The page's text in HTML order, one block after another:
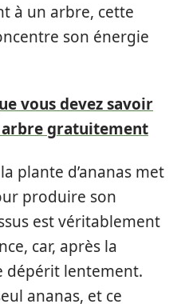
à un arbre, cette
son énergie
vous devez savoir
gratuitement
plante d’ananas met
produire son
est véritablement
car, après la
dépérit lentement.
ananas, et ce